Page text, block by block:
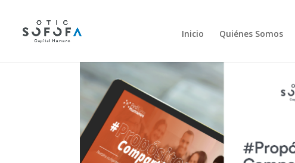
Inicio Quiénes Somos